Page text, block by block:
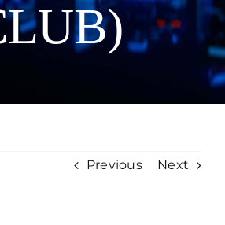
Previous Next